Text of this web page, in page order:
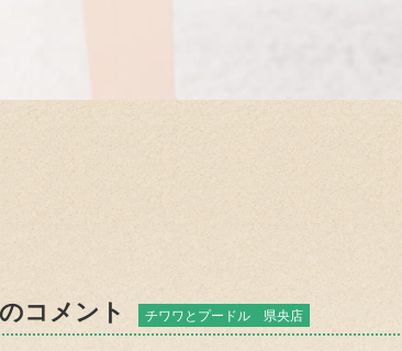
コメント チワワとプードル 県央店